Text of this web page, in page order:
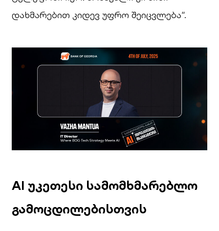
დახმარებით კიდევ უფრო შეიცვლება“.
AI უკეთესი სამომხმარებლო
გამოცდილებისთვის